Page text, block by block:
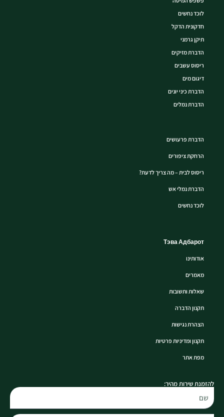
לוכד נחשים
חדקונית הדקל
תיקן גרמני
הדברת מזיקים
ריסוס עשבים
דיגום מים
הדברת כיני יונים
הדברת נמלים
הדברת פרעושים
הרחקת ציפורים
ריסוס לבית – מה צריך לדעת?
הדברת נמלי אש
לוכד נחשים
Тэва Адбарот
אודותינו
מאמרים
שאלות ותשובות
תקנון הדברה
הצהרת נגישות
תקנון ומדיניות פרטיות
מפת אתר
להזמנת שירות מהיר: